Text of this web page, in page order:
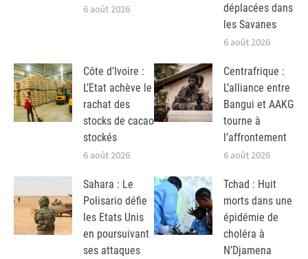
6 août 2026
déplacées dans
les Savanes
6 août 2026
Côte d’Ivoire :
L’Etat achève le
rachat des
stocks de cacao
stockés
6 août 2026
Centrafrique :
L’alliance entre
Bangui et AAKG
tourne à
l’affrontement
6 août 2026
Sahara : Le
Polisario défie
les Etats Unis
en poursuivant
ses attaques
Tchad : Huit
morts dans une
épidémie de
choléra à
N’Djamena